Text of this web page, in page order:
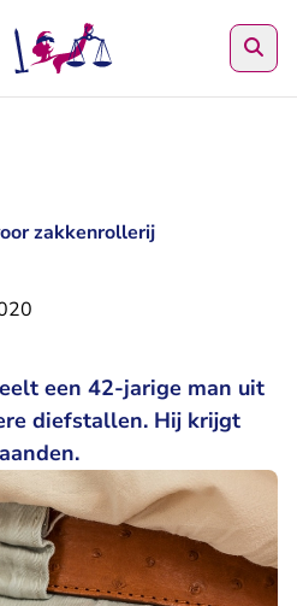
zakkenrollerij
een 42-jarige man uit
diefstallen. Hij krijgt